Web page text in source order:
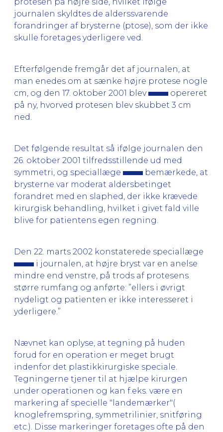
journalen skyldtes de alderssvarende
forandringer af brysterne (ptose), som der ikke
skulle foretages yderligere ved.
Efterfølgende fremgår det af journalen, at
man enedes om at sænke højre protese nogle
cm, og den 17. oktober 2001 blev
opereret
på ny, hvorved protesen blev skubbet 3 cm
ned.
Det følgende resultat så ifølge journalen den
26. oktober 2001 tilfredsstillende ud med
symmetri, og speciallæge
bemærkede, at
brysterne var moderat aldersbetinget
forandret med en slaphed, der ikke krævede
kirurgisk behandling, hvilket i givet fald ville
blive for patientens egen regning.
Den 22. marts 2002 konstaterede speciallæge
i journalen, at højre bryst var en anelse
mindre end venstre, på trods af protesens
større rumfang og anførte: ”ellers i øvrigt
nydeligt og patienten er ikke interesseret i
yderligere.”
Nævnet kan oplyse, at tegning på huden
forud for en operation er meget brugt
indenfor det plastikkirurgiske speciale.
Tegningerne tjener til at hjælpe kirurgen
under operationen og kan f.eks. være en
markering af specielle "landemærker"(
knoglefremspring, symmetrilinier, snitføring
etc.). Disse markeringer foretages ofte på den